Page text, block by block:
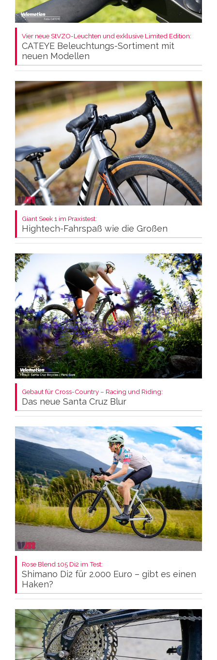
Vier neue StVZO-Leuchten und exklusive Limited Edition:
CATEYE Beleuchtungs-Sortiment mit
neuen Modellen
Giant Seek 1 im Praxistest:
Hightech-Fahrspaß wie die Großen
Gebaut für Cross-Country – Racing und Riding:
Das neue Santa Cruz Blur
Rose Blend 105 Di2 im Test:
Shimano Di2 für 2.000 Euro – gibt es einen
Haken?